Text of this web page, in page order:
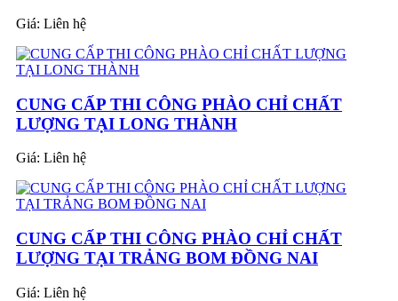
Giá: Liên hệ
CUNG CẤP THI CÔNG PHÀO CHỈ CHẤT
LƯỢNG TẠI LONG THÀNH
Giá: Liên hệ
CUNG CẤP THI CÔNG PHÀO CHỈ CHẤT
LƯỢNG TẠI TRẢNG BOM ĐỒNG NAI
Giá: Liên hệ